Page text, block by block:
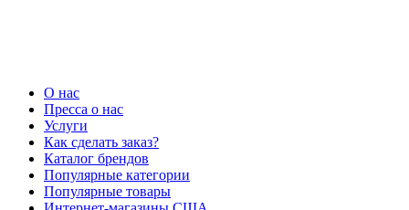
О нас
Пресса о нас
Услуги
Как сделать заказ?
Каталог брендов
Популярные категории
Популярные товары